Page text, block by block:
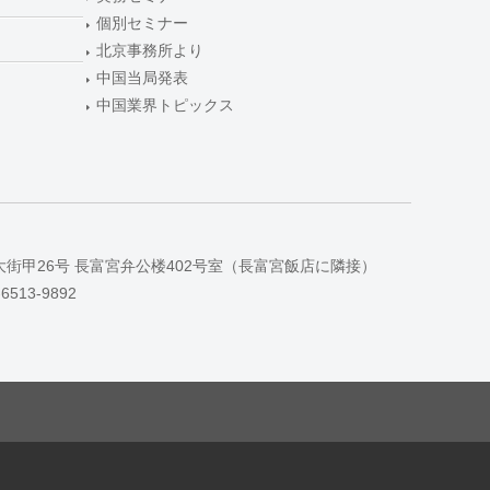
個別セミナー
北京事務所より
中国当局発表
中国業界トピックス
甲26号 長富宮弁公楼402号室（長富宮飯店に隣接）
9892